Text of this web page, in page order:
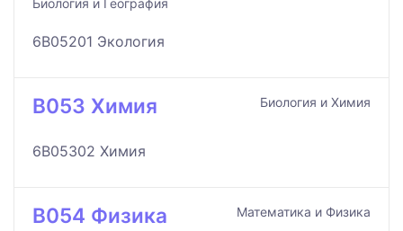
Биология и География
6B05201 Экология
B053 Химия Биология и Химия
6B05302 Химия
B054 Физика Математика и Физика